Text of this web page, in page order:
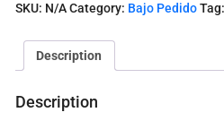
e
o
u
SKU: N/ACategory: Bajo PedidoTag:
Description
Description